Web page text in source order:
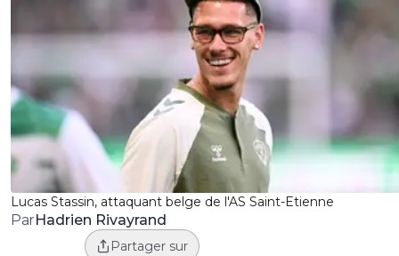
Lucas Stassin, attaquant belge de l'AS Saint-Etienne
ParHadrien Rivayrand
Partager sur